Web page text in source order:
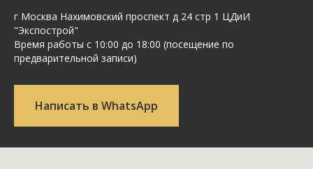
г Москва Нахимовский проспект д 24 стр 1 ЦДиИ
"Экспострой"
Время работы с 10:00 до 18:00 (посещение по
предварительной записи)
Написать в WhatsApp